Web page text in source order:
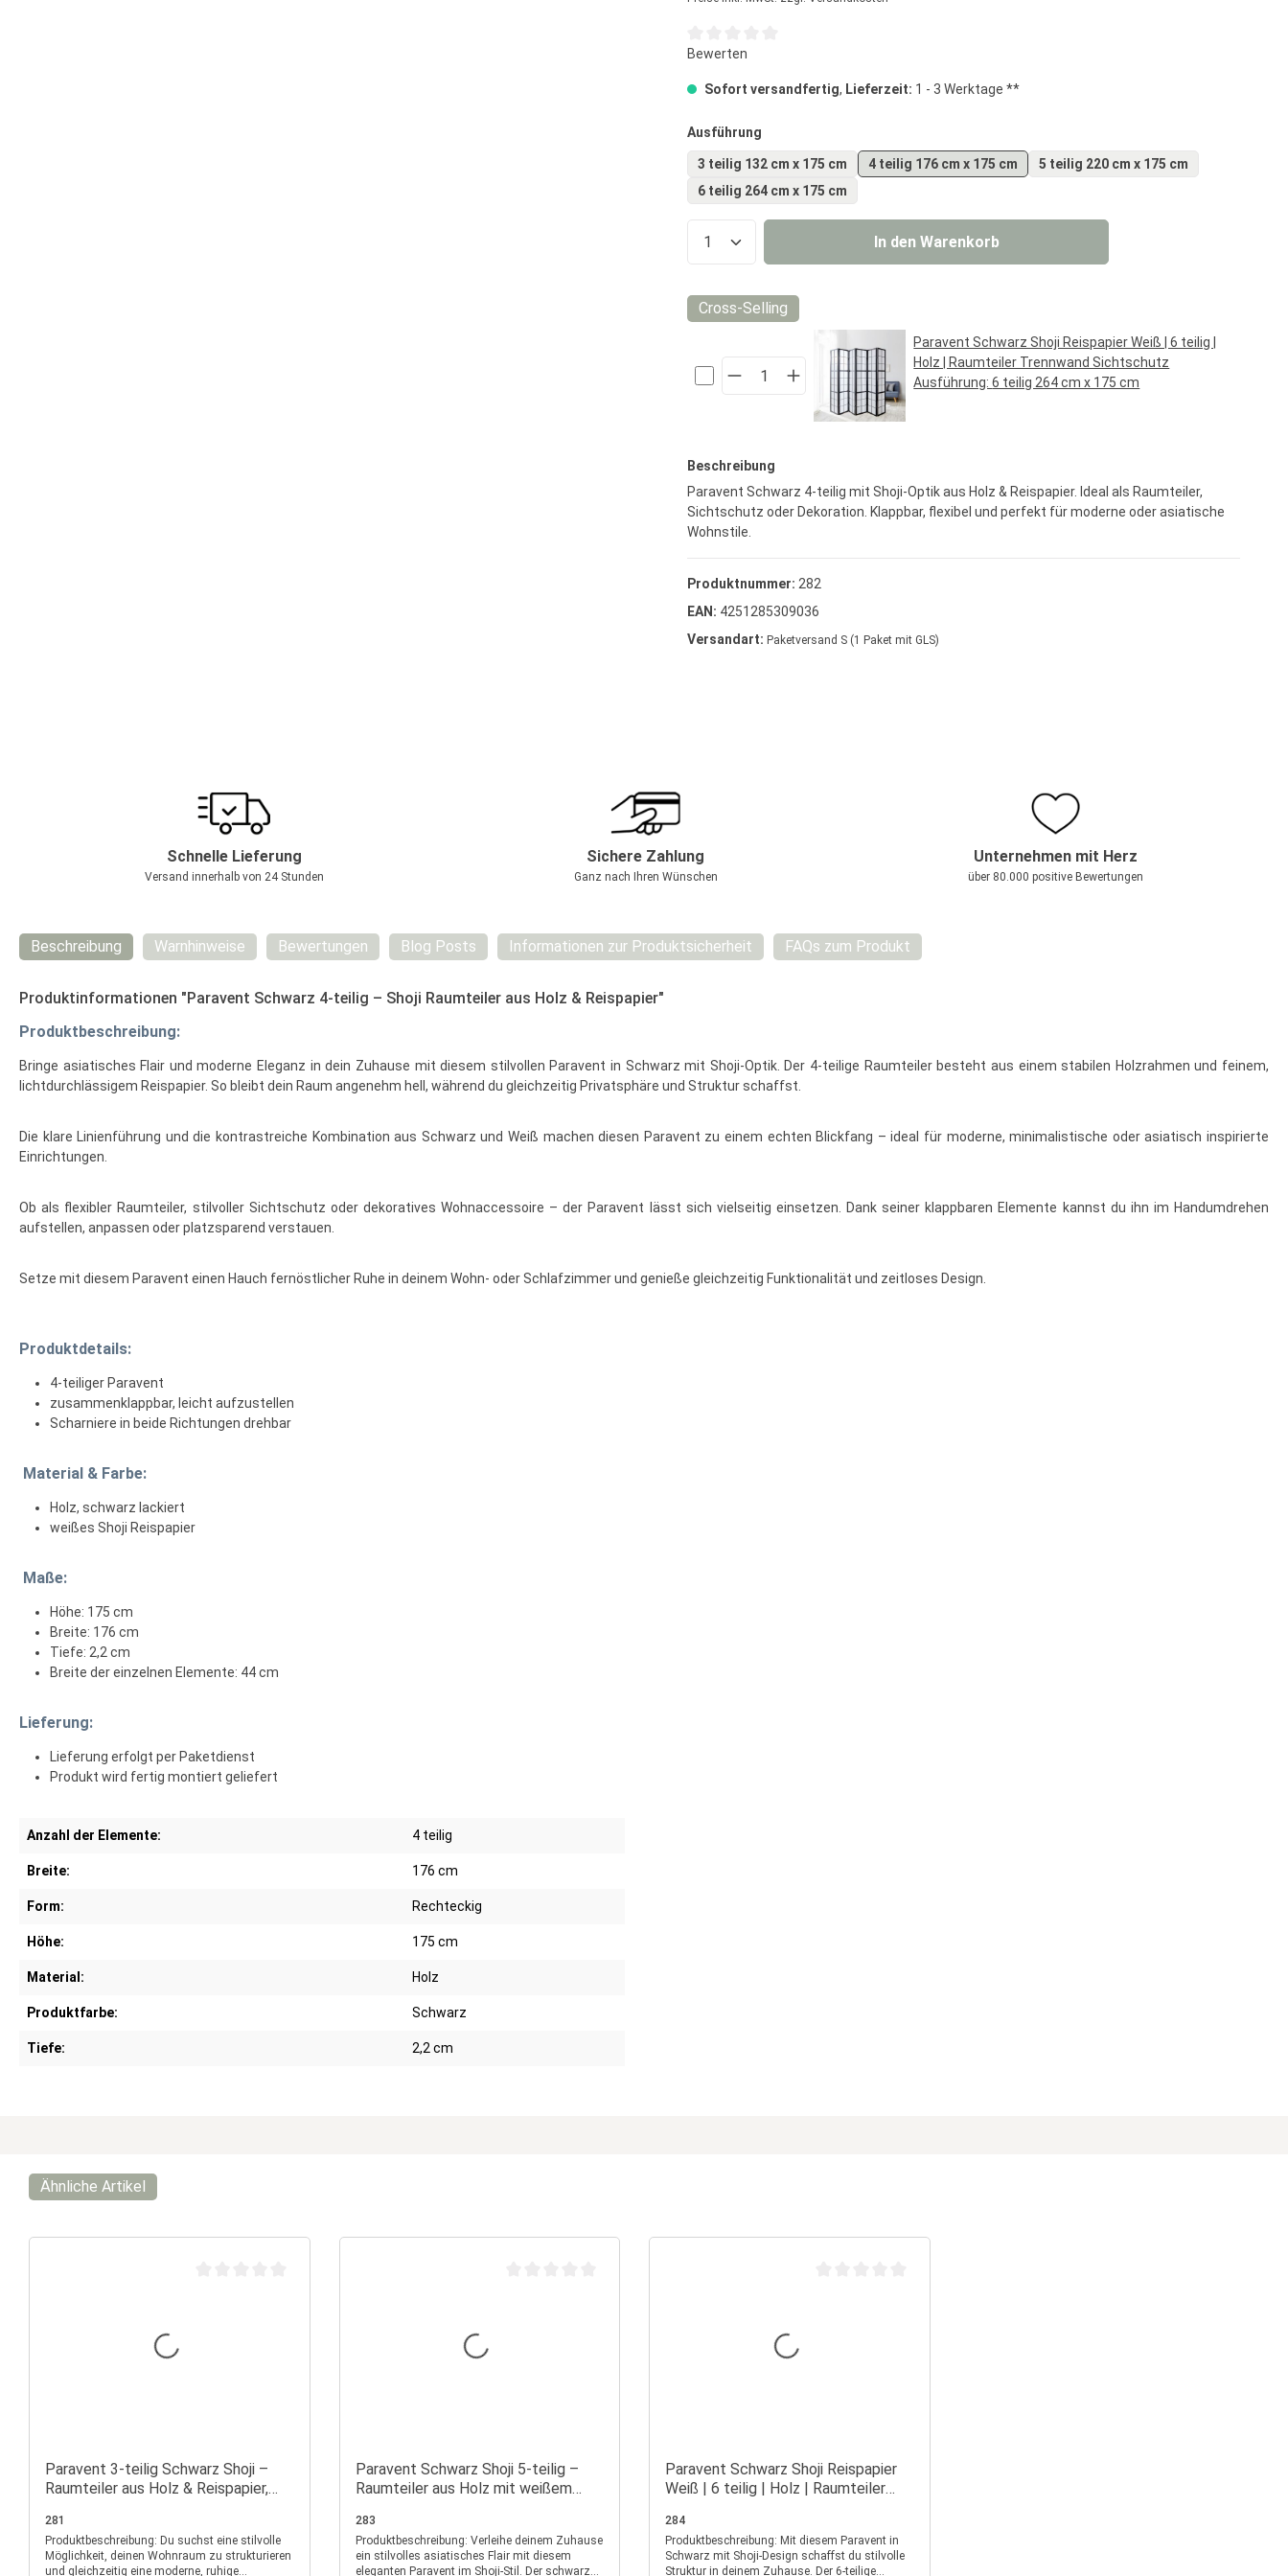
Durchschnittliche Bewertung von 0 von 5 Sternen
Bewerten
Sofort versandfertig, Lieferzeit: 1 - 3 Werktage **
Ausführung
3 teilig 132 cm x 175 cm 4 teilig 176 cm x 175 cm
5 teilig 220 cm x 175 cm
6 teilig 264 cm x 175 cm
Produkt Anzahl: Gib den gewünschten Wert ein oder
In den Warenkorb
Cross-Selling
Paravent Schwarz Shoji Reispapier Weiß | 6 teilig |
Holz | Raumteiler Trennwand Sichtschutz
Ausführung:6 teilig 264 cm x 175 cm
Beschreibung
Paravent Schwarz 4-teilig mit Shoji-Optik aus Holz & Reispapier. Ideal als Raumteiler,
Sichtschutz oder Dekoration. Klappbar, flexibel und perfekt für moderne oder asiatische
Wohnstile.
Produktnummer: 282
EAN: 4251285309036
Versandart:
Paketversand S (1 Paket mit GLS)
Schnelle Lieferung
Versand innerhalb von 24 Stunden
Sichere Zahlung
Ganz nach Ihren Wünschen
Unternehmen mit Herz
über 80.000 positive Bewertungen
Beschreibung Warnhinweise Bewertungen Blog Posts Informationen zur Produktsicherheit FAQs zum Produkt
Produktinformationen "Paravent Schwarz 4-teilig – Shoji Raumteiler aus Holz & Reispapier"
Produktbeschreibung:
Bringe asiatisches Flair und moderne Eleganz in dein Zuhause mit diesem stilvollen Paravent in Schwarz mit Shoji-Optik. Der 4-teilige Raumteiler besteht aus einem stabilen Holzrahmen und feinem,
lichtdurchlässigem Reispapier. So bleibt dein Raum angenehm hell, während du gleichzeitig Privatsphäre und Struktur schaffst.
Die klare Linienführung und die kontrastreiche Kombination aus Schwarz und Weiß machen diesen Paravent zu einem echten Blickfang – ideal für moderne, minimalistische oder asiatisch inspirierte
Einrichtungen.
Ob als flexibler Raumteiler, stilvoller Sichtschutz oder dekoratives Wohnaccessoire – der Paravent lässt sich vielseitig einsetzen. Dank seiner klappbaren Elemente kannst du ihn im Handumdrehen
aufstellen, anpassen oder platzsparend verstauen.
Setze mit diesem Paravent einen Hauch fernöstlicher Ruhe in deinem Wohn- oder Schlafzimmer und genieße gleichzeitig Funktionalität und zeitloses Design.
Produktdetails:
4-teiliger Paravent
zusammenklappbar, leicht aufzustellen
Scharniere in beide Richtungen drehbar
Material & Farbe:
Holz, schwarz lackiert
weißes Shoji Reispapier
Maße:
Höhe: 175 cm
Breite: 176 cm
Tiefe: 2,2 cm
Breite der einzelnen Elemente: 44 cm
Lieferung:
Lieferung erfolgt per Paketdienst
Produkt wird fertig montiert geliefert
Anzahl der Elemente: 4 teilig
Breite: 176 cm
Form: Rechteckig
Höhe: 175 cm
Material: Holz
Produktfarbe: Schwarz
Tiefe: 2,2 cm
Ähnliche Artikel
Paravent 3-teilig Schwarz Shoji –
Raumteiler aus Holz & Reispapier,
281
Produktbeschreibung: Du suchst eine stilvolle
Möglichkeit, deinen Wohnraum zu strukturieren
und gleichzeitig eine moderne, ruhige
Paravent Schwarz Shoji 5-teilig –
Raumteiler aus Holz mit weißem
283
Produktbeschreibung: Verleihe deinem Zuhause
ein stilvolles asiatisches Flair mit diesem
eleganten Paravent im Shoji-Stil. Der schwarze
Paravent Schwarz Shoji Reispapier
Weiß | 6 teilig | Holz | Raumteiler
284
Produktbeschreibung: Mit diesem Paravent in
Schwarz mit Shoji-Design schaffst du stilvolle
Struktur in deinem Zuhause. Der 6-teilige